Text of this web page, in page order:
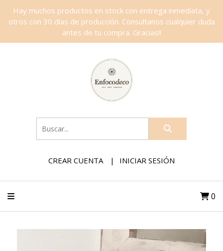
Hay muchos productos en stock con entrega inmediata, y
otros con 30 días de producción. Consultanos cualquier duda
antes de tu compra. Gracias!!
CREAR CUENTA INICIAR SESIÓN
0